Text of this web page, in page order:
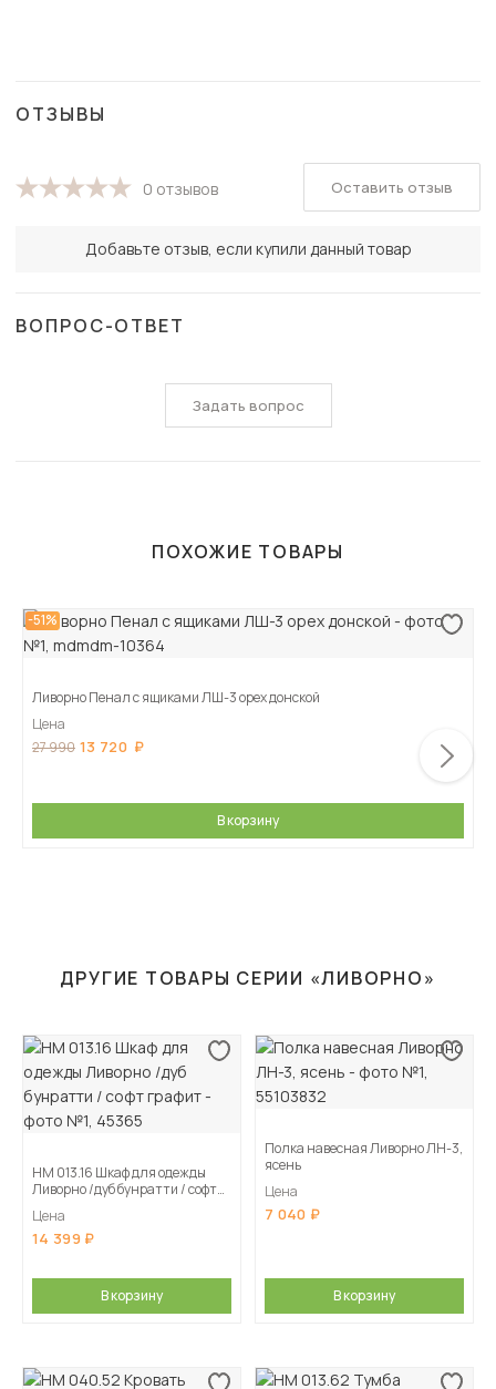
ОТЗЫВЫ
0 отзывов
Добавьте отзыв, если купили данный товар
Оставить отзыв
ВОПРОС-ОТВЕТ
Задать вопрос
ПОХОЖИЕ ТОВАРЫ
-51%
Ливорно Пенал с ящиками ЛШ-3 орех донской
Цена
27 990 13 720
В корзину
ДРУГИЕ ТОВАРЫ СЕРИИ «ЛИВОРНО»
НМ 013.16 Шкаф для одежды
Ливорно /дуб бунратти / софт
Цена
14 399
В корзину
Полка навесная Ливорно ЛН-3,
ясень
Цена
7 040
В корзину